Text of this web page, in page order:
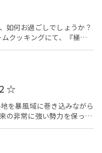
蒸し」 で、皆様のご長寿
し寿司[/caption] 紅白
年の敬老の日も、ご利用さ
した。 アーバン
しゃいます。 その
を経験され、今日(こんに
ることが、沢山あり、日々
す。 ブログ担当
い状の贈呈を行わせて頂
けてくださいました。
width="700"] 敬
たる方が9名おられまし
ました。 88歳 米
。 その後、皆様
如何お過ごしでしょうか？
うめん[/caption] 白、
ハム、胡瓜、卵、甘辛く
て、昼食に提供させて頂き
た
また、ホームクッ
様に楽しんで頂けるように
の食事形態に合わせて、ご
さめの食器で提供させて
☆
を暴風域に巻き込みながら
の非常に強い勢力を保った
畿で停電が続いたり、空の
より滑走路が冠水や、関
現在も通行止めになって